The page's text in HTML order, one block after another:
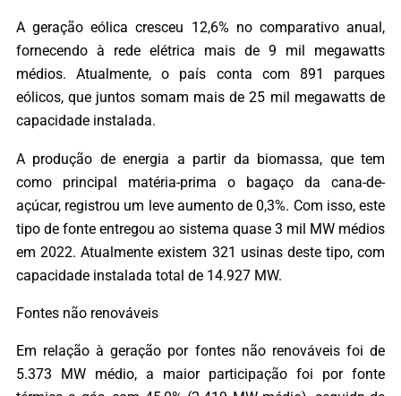
A geração eólica cresceu 12,6% no comparativo anual,
fornecendo à rede elétrica mais de 9 mil megawatts
médios. Atualmente, o país conta com 891 parques
eólicos, que juntos somam mais de 25 mil megawatts de
capacidade instalada.
A produção de energia a partir da biomassa, que tem
como principal matéria-prima o bagaço da cana-de-
açúcar, registrou um leve aumento de 0,3%. Com isso, este
tipo de fonte entregou ao sistema quase 3 mil MW médios
em 2022. Atualmente existem 321 usinas deste tipo, com
capacidade instalada total de 14.927 MW.
Fontes não renováveis
Em relação à geração por fontes não renováveis foi de
5.373 MW médio, a maior participação foi por fonte